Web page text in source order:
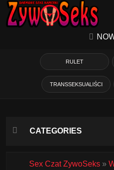
RULET
TRANSSEKSUALIŚCI
CATEGORIES
Azjatycka
Sex Czat ZywoSeks »